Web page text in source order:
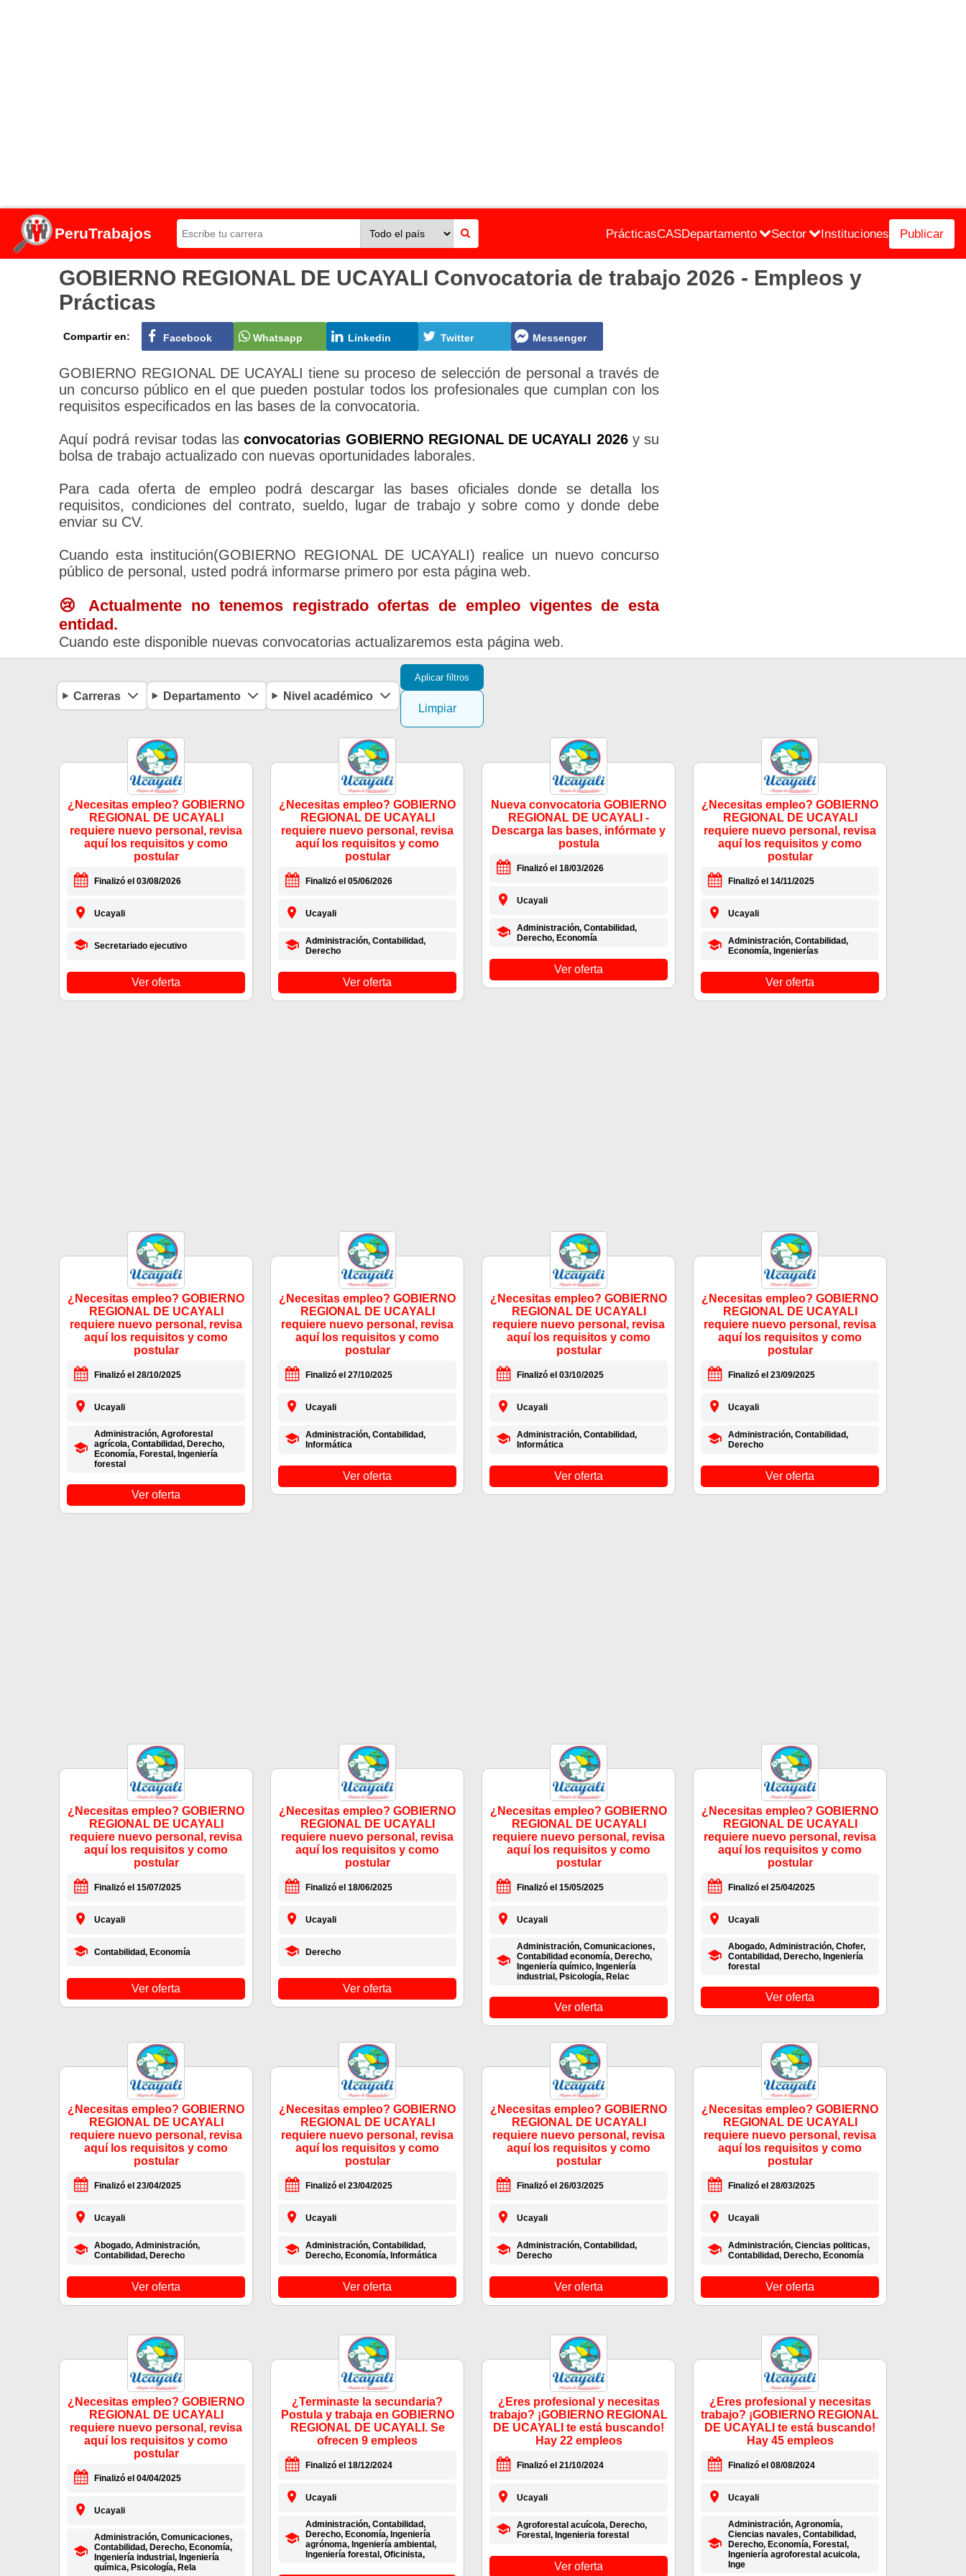
PeruTrabajos PrácticasCASDepartamento Sector Instituciones Publicar
GOBIERNO REGIONAL DE UCAYALI Convocatoria de trabajo 2026 - Empleos y
Prácticas
Compartir en: Facebook Whatsapp Linkedin Twitter Messenger
GOBIERNO REGIONAL DE UCAYALI tiene su proceso de selección de personal a través de
un concurso público en el que pueden postular todos los profesionales que cumplan con los
requisitos especificados en las bases de la convocatoria.
Aquí podrá revisar todas lasconvocatorias GOBIERNO REGIONAL DE UCAYALI 2026y su
bolsa de trabajo actualizado con nuevas oportunidades laborales.
Para cada oferta de empleo podrá descargar las bases oficiales donde se detalla los
requisitos, condiciones del contrato, sueldo, lugar de trabajo y sobre como y donde debe
enviar su CV.
Cuando esta institución(GOBIERNO REGIONAL DE UCAYALI) realice un nuevo concurso
público de personal, usted podrá informarse primero por esta página web.
😢 Actualmente no tenemos registrado ofertas de empleo vigentes de esta
entidad.
Cuando este disponible nuevas convocatorias actualizaremos esta página web.
Carreras Departamento Nivel académico
Aplicar filtros
Limpiar
¿Necesitas empleo? GOBIERNO
REGIONAL DE UCAYALI
requiere nuevo personal, revisa
aquí los requisitos y como
postular
Finalizó el 03/08/2026
Ucayali
Secretariado ejecutivo
Ver oferta
¿Necesitas empleo? GOBIERNO
REGIONAL DE UCAYALI
requiere nuevo personal, revisa
aquí los requisitos y como
postular
Finalizó el 05/06/2026
Ucayali
Administración, Contabilidad,
Derecho
Ver oferta
Nueva convocatoria GOBIERNO
REGIONAL DE UCAYALI -
Descarga las bases, infórmate y
postula
Finalizó el 18/03/2026
Ucayali
Administración, Contabilidad,
Derecho, Economía
Ver oferta
¿Necesitas empleo? GOBIERNO
REGIONAL DE UCAYALI
requiere nuevo personal, revisa
aquí los requisitos y como
postular
Finalizó el 14/11/2025
Ucayali
Administración, Contabilidad,
Economía, Ingenierías
Ver oferta
¿Necesitas empleo? GOBIERNO
REGIONAL DE UCAYALI
requiere nuevo personal, revisa
aquí los requisitos y como
postular
Finalizó el 28/10/2025
Ucayali
Administración, Agroforestal
agrícola, Contabilidad, Derecho,
Economía, Forestal, Ingeniería
forestal
Ver oferta
¿Necesitas empleo? GOBIERNO
REGIONAL DE UCAYALI
requiere nuevo personal, revisa
aquí los requisitos y como
postular
Finalizó el 27/10/2025
Ucayali
Administración, Contabilidad,
Informática
Ver oferta
¿Necesitas empleo? GOBIERNO
REGIONAL DE UCAYALI
requiere nuevo personal, revisa
aquí los requisitos y como
postular
Finalizó el 03/10/2025
Ucayali
Administración, Contabilidad,
Informática
Ver oferta
¿Necesitas empleo? GOBIERNO
REGIONAL DE UCAYALI
requiere nuevo personal, revisa
aquí los requisitos y como
postular
Finalizó el 23/09/2025
Ucayali
Administración, Contabilidad,
Derecho
Ver oferta
¿Necesitas empleo? GOBIERNO
REGIONAL DE UCAYALI
requiere nuevo personal, revisa
aquí los requisitos y como
postular
Finalizó el 15/07/2025
Ucayali
Contabilidad, Economía
Ver oferta
¿Necesitas empleo? GOBIERNO
REGIONAL DE UCAYALI
requiere nuevo personal, revisa
aquí los requisitos y como
postular
Finalizó el 18/06/2025
Ucayali
Derecho
Ver oferta
¿Necesitas empleo? GOBIERNO
REGIONAL DE UCAYALI
requiere nuevo personal, revisa
aquí los requisitos y como
postular
Finalizó el 15/05/2025
Ucayali
Administración, Comunicaciones,
Contabilidad economía, Derecho,
Ingeniería químico, Ingeniería
industrial, Psicología, Relac
Ver oferta
¿Necesitas empleo? GOBIERNO
REGIONAL DE UCAYALI
requiere nuevo personal, revisa
aquí los requisitos y como
postular
Finalizó el 25/04/2025
Ucayali
Abogado, Administración, Chofer,
Contabilidad, Derecho, Ingeniería
forestal
Ver oferta
¿Necesitas empleo? GOBIERNO
REGIONAL DE UCAYALI
requiere nuevo personal, revisa
aquí los requisitos y como
postular
Finalizó el 23/04/2025
Ucayali
Abogado, Administración,
Contabilidad, Derecho
Ver oferta
¿Necesitas empleo? GOBIERNO
REGIONAL DE UCAYALI
requiere nuevo personal, revisa
aquí los requisitos y como
postular
Finalizó el 23/04/2025
Ucayali
Administración, Contabilidad,
Derecho, Economía, Informática
Ver oferta
¿Necesitas empleo? GOBIERNO
REGIONAL DE UCAYALI
requiere nuevo personal, revisa
aquí los requisitos y como
postular
Finalizó el 26/03/2025
Ucayali
Administración, Contabilidad,
Derecho
Ver oferta
¿Necesitas empleo? GOBIERNO
REGIONAL DE UCAYALI
requiere nuevo personal, revisa
aquí los requisitos y como
postular
Finalizó el 28/03/2025
Ucayali
Administración, Ciencias politicas,
Contabilidad, Derecho, Economía
Ver oferta
¿Necesitas empleo? GOBIERNO
REGIONAL DE UCAYALI
requiere nuevo personal, revisa
aquí los requisitos y como
postular
Finalizó el 04/04/2025
Ucayali
Administración, Comunicaciones,
Contabilidad, Derecho, Economía,
Ingeniería industrial, Ingeniería
química, Psicología, Rela
¿Terminaste la secundaria?
Postula y trabaja en GOBIERNO
REGIONAL DE UCAYALI. Se
ofrecen 9 empleos
Finalizó el 18/12/2024
Ucayali
Administración, Contabilidad,
Derecho, Economía, Ingeniería
agrónoma, Ingeniería ambiental,
Ingeniería forestal, Oficinista,
¿Eres profesional y necesitas
trabajo? ¡GOBIERNO REGIONAL
DE UCAYALI te está buscando!
Hay 22 empleos
Finalizó el 21/10/2024
Ucayali
Agroforestal acuícola, Derecho,
Forestal, Ingenieria forestal
Ver oferta
¿Eres profesional y necesitas
trabajo? ¡GOBIERNO REGIONAL
DE UCAYALI te está buscando!
Hay 45 empleos
Finalizó el 08/08/2024
Ucayali
Administración, Agronomía,
Ciencias navales, Contabilidad,
Derecho, Economía, Forestal,
Ingeniería agroforestal acuicola,
Inge